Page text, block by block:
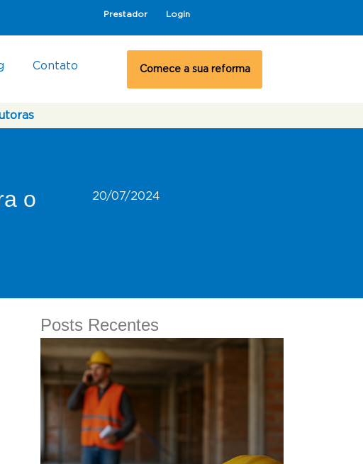
Prestador Login
Contato Comece a sua reforma
o
20/07/2024
Posts Recentes